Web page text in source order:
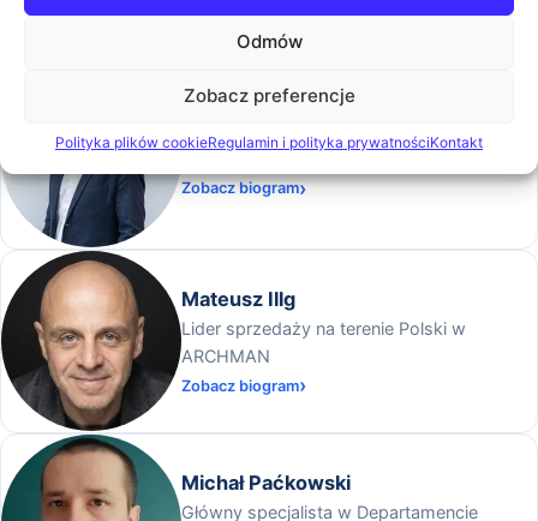
Odmów
Zobacz preferencje
Polityka plików cookieRegulamin i polityka prywatnościKontakt
Zobacz biogram
Dyrektor ds. Produktu Logito w Ideo
Zobacz biogram
Mateusz Illg
Lider sprzedaży na terenie Polski w
ARCHMAN
Zobacz biogram
Michał Paćkowski
Główny specjalista w Departamencie